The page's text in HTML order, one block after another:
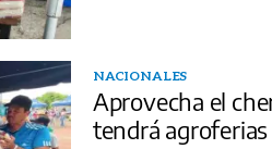
NACIONALES
Aprovecha el
tendrá